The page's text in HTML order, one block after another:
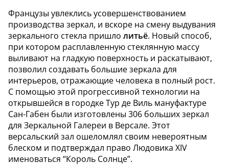
Французы увлеклись усовершенствованием
производства зеркал, и вскоре на смену выдувания
зеркального стекла пришло литьё. Новый способ,
при котором расплавленную стеклянную массу
выливают на гладкую поверхность и раскатывают,
позволил создавать большие зеркала для
интерьеров, отражающие человека в полный рост.
С помощью этой прогрессивной технологии на
открывшейся в городке Тур де Виль мануфактуре
Сан-Габен были изготовлены 306 больших зеркал
для Зеркальной Галереи в Версале. Этот
версальский зал ошеломлял своим невероятным
блеском и подтверждал право Людовика XIV
именоваться “Король Солнце”.